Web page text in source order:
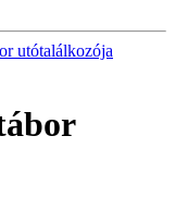
utótalálkozója